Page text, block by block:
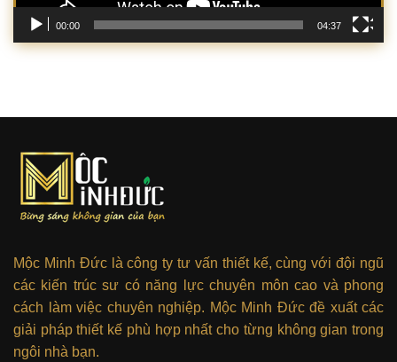
00:00 04:37
Mộc Minh Đức là công ty tư vấn thiết kế, cùng với đội ngũ
các kiến trúc sư có năng lực chuyên môn cao và phong
cách làm việc chuyên nghiệp. Mộc Minh Đức đề xuất các
giải pháp thiết kế phù hợp nhất cho từng không gian trong
ngôi nhà bạn.